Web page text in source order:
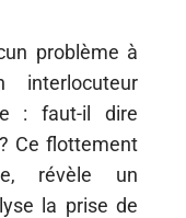
problème à
: faut-il dire
Ce flottement
révèle un
la prise de